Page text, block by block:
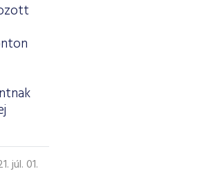
júl. 01.